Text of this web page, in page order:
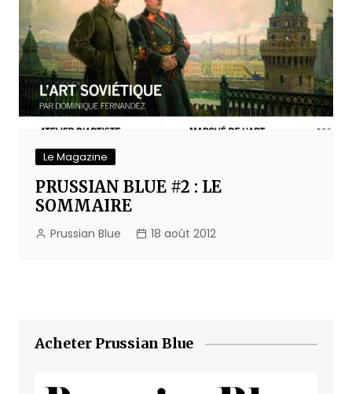
Le Magazine
PRUSSIAN BLUE #2 : LE
SOMMAIRE
Prussian Blue 18 août 2012
Acheter Prussian Blue